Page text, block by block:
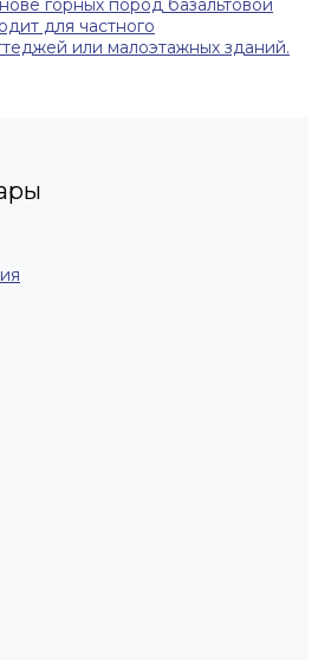
горных пород базальтовой
для частного
или малоэтажных зданий.